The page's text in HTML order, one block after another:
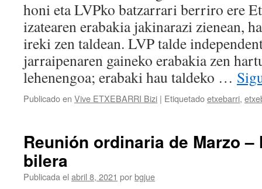
su
nuevo
candidato
la
Alcaldía
de
honi eta LVPko batzarrari berriro ere
izatearen erabakia jakinarazi zienean,
ireki zen taldean. LVP talde
jarraipenaren gaineko erabakia zen
lehenengoa; erabaki hau taldeko …
Publicado en Vive ETXEBARRI Bizi | Etiquetadoetxebarri,
Reunión ordinaria de Marzo
bilera
Publicada el abril 8, 2021 porbgjue